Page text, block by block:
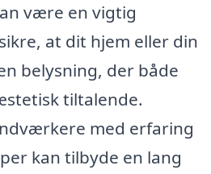
være en vigtig
at dit hjem eller din
belysning, der både
tiltalende.
med erfaring
kan tilbyde en lang